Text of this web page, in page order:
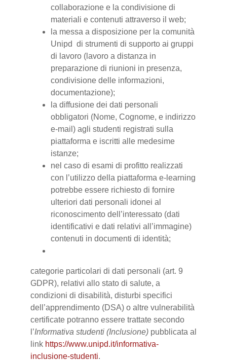
collaborazione e la condivisione di
materiali e contenuti attraverso il web;
la messa a disposizione per la comunità
Unipd di strumenti di supporto ai gruppi
di lavoro (lavoro a distanza in
preparazione di riunioni in presenza,
condivisione delle informazioni,
documentazione);
la diffusione dei dati personali
obbligatori (Nome, Cognome, e indirizzo
e-mail) agli studenti registrati sulla
piattaforma e iscritti alle medesime
istanze;
nel caso di esami di profitto realizzati
con l’utilizzo della piattaforma e-learning
potrebbe essere richiesto di fornire
ulteriori dati personali idonei al
riconoscimento dell’interessato (dati
identificativi e dati relativi all’immagine)
contenuti in documenti di identità;
categorie particolari di dati personali (art. 9
GDPR), relativi allo stato di salute, a
condizioni di disabilità, disturbi specifici
dell’apprendimento (DSA) o altre vulnerabilità
certificate potranno essere trattate secondo
l’Informativa studenti (Inclusione) pubblicata al
link https://www.unipd.it/informativa-
inclusione-studenti.